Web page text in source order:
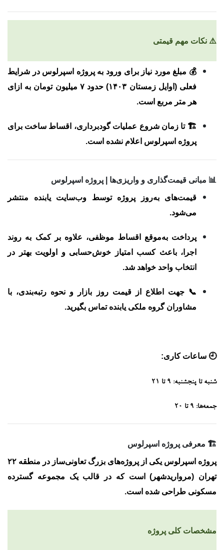
⚠️ نکات مهم قیمتی
💰 مبلغ مورد نیاز برای ورود به پروژه اسپرلوس در شرایط
فعلی (اوایل زمستان ۱۴۰۳) حدود
۷ میلیون تومان به ازای
هر متر مربع است.
🏗 تا زمان شروع عملیات گودبرداری، اقساط ساخت برای
پروژه اسپرلوس اعلام نشده است.
📊 مبانی قیمت‌گذاری و واریزی‌ها | پروژه اسپرلوس
قیمت‌های به‌روز پروژه توسط وب‌سایت یابنده منتشر
می‌شود.
پرداخت به‌موقع اقساط موظفی، علاوه بر کمک به روند
اجرا، باعثکسب امتیاز خوش‌حسابی و اولویت بهتر در
انتخاب واحد خواهد شد.
📞 جهت اطلاع از قیمت روز بازار و نحوه رتبه‌بندی، با
مشاوران گروه ملکی یابنده تماس بگیرید.
🕘 ساعات کاری:
شنبه تا پنجشنبه: ۹ تا ۲۱
جمعه‌ها: ۹ تا ۲۰
🏗 معرفی پروژه اسپرلوس
پروژه اسپرلوس یکی از پروژه‌های بزرگ تعاونی‌ساز در
منطقه ۲۲
تهران (مرواریدشهر)است که در قالب یک مجموعه گسترده
مسکونی طراحی شده است.
مشخصات کلی پروژه